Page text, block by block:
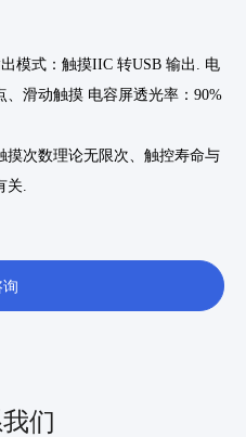
模式：触摸IIC 转USB 输出. 电
滑动触摸 电容屏透光率： 90%
摸次数理论无限次、触控寿命与
关.
询
们